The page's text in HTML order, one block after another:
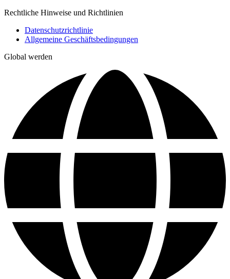
Rechtliche Hinweise und Richtlinien
Datenschutzrichtlinie
Allgemeine Geschäftsbedingungen
Global werden